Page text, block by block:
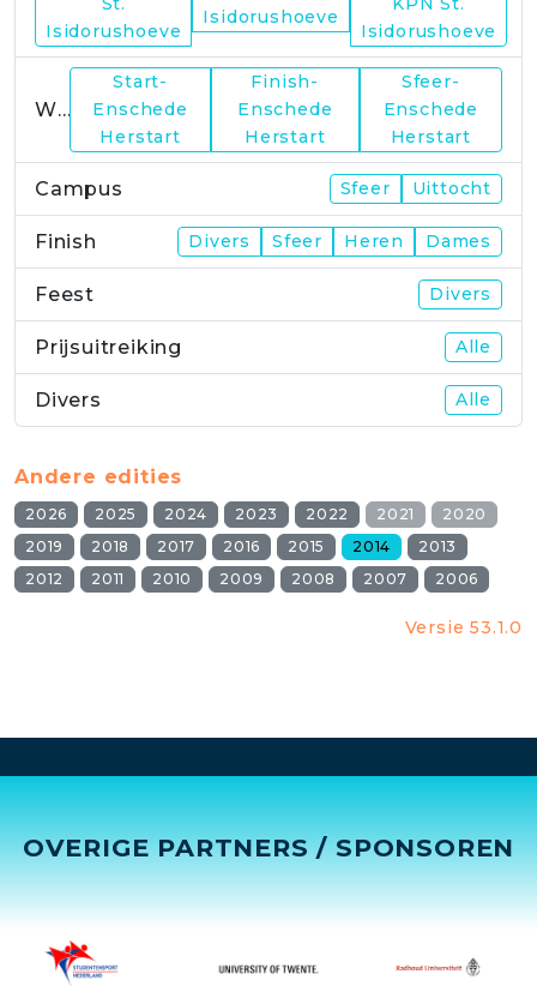
Isidorushoeve
Isidorushoeve
Isidorushoeve
WP23
Start-
Enschede
Herstart
Finish-
Enschede
Herstart
Sfeer-
Enschede
Herstart
Campus Sfeer Uittocht
Finish Divers Sfeer Heren Dames
Feest Divers
Prijsuitreiking Alle
Divers Alle
Andere edities
2026 2025 2024 2023 2022 2021
2020
2019
2018 2017 2016 2015 2014
2013
2012
2011 2010 2009 2008 2007 2006
Versie 53.1.0
OVERIGE PARTNERS / SPONSOREN